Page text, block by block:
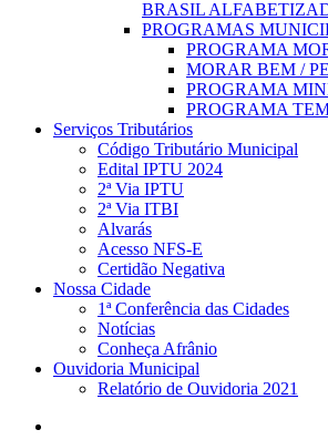
BRASIL
PROGRAMAS
PROGRAMA
MORAR BEM /
PROGRAMA
PROGRAMA
Serviços Tributários
Código Tributário Municipal
Edital IPTU 2024
2ª Via IPTU
2ª Via ITBI
Alvarás
Acesso NFS-E
Certidão Negativa
Nossa Cidade
1ª Conferência das Cidades
Notícias
Conheça Afrânio
Ouvidoria Municipal
Relatório de Ouvidoria 2021